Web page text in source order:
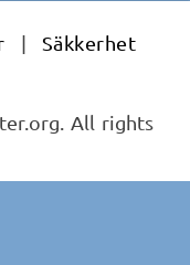
|
Säkkerhet
All rights